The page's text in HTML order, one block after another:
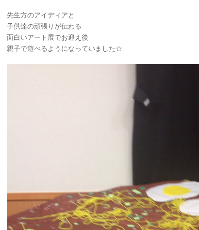
先生方のアイディアと
子供達の頑張りが伝わる
面白いアート展でお迎え後
親子で遊べるようになっていました☆